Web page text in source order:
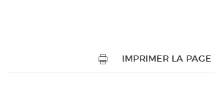
IMPRIMER LA PAGE